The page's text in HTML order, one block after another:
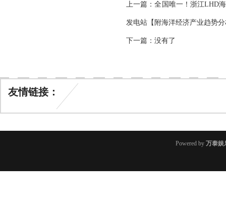
上一篇：全国唯一！浙江LHD
发电站【附海洋经济产业趋势
下一篇：没有了
友情链接：
Powered by 万泰娱